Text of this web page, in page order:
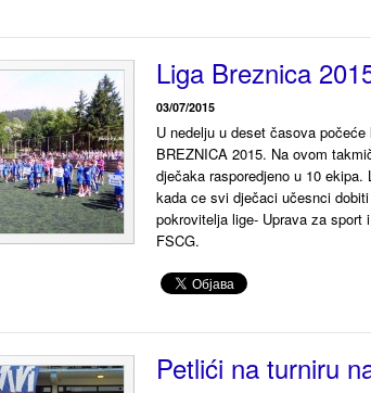
Liga Breznica
03/07/2015
U nedelju u deset časova
BREZNICA 2015. Na ovom
dječaka rasporedjeno u 10
kada ce svi dječaci učesnci
pokrovitelja lige- Uprava za
FSCG.
Petlići na turniru